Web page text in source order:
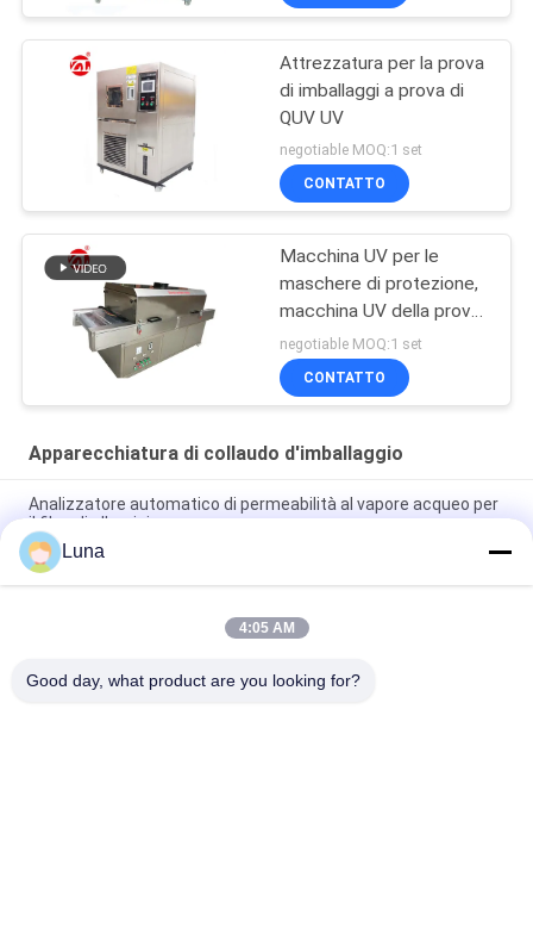
Attrezzatura per la prova
di imballaggi a prova di
QUV UV
negotiable MOQ:1 set
CONTATTO
Macchina UV per le
maschere di protezione,
macchina UV della prova
del forno di
sterilizzazione di
radiazione ultravioletta
negotiable MOQ:1 set
CONTATTO
Apparecchiatura di collaudo d'imballaggio
Analizzatore automatico di permeabilità al vapore acqueo per
il film, di alluminio
ASTM D642 ha ondulato il tester resistente di compressione
di schiacciamento della scatola di cartone
ISO3036 tipo analogico tester di forza di Pierce del
Luna
4:05 AM
Good day, what product are you looking for?